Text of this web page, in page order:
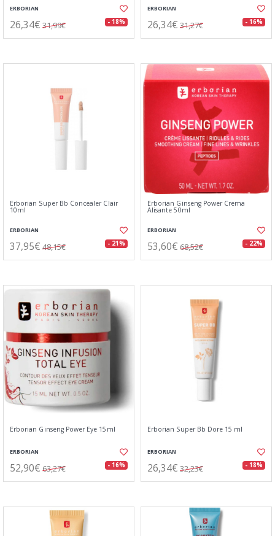
ERBORIAN
26,34€ 31,99€ - 18%
ERBORIAN
26,34€ 31,27€ - 16%
Erborian Super Bb Concealer Clair
10ml
ERBORIAN
37,95€ 48,15€ - 21%
Erborian Ginseng Power Crema
Alisante 50ml
ERBORIAN
53,60€ 68,52€ - 22%
Erborian Ginseng Power Eye 15ml
ERBORIAN
52,90€ 63,27€ - 16%
Erborian Super Bb Dore 15 ml
ERBORIAN
26,34€ 32,23€ - 18%